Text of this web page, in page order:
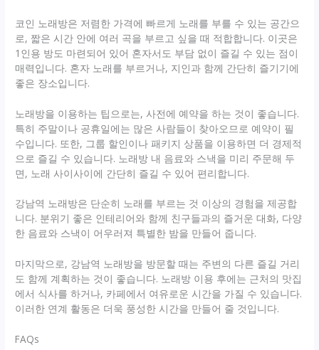
코인 노래방은 저렴한 가격에 빠르게 노래를 부를 수 있는 공간으
로, 짧은 시간 안에 여러 곡을 부르고 싶을 때 적합합니다. 이곳은
1인용 방도 마련되어 있어 혼자서도 부담 없이 즐길 수 있는 점이
매력입니다. 혼자 노래를 부르거나, 지인과 함께 간단히 즐기기에
좋은 장소입니다.
노래방을 이용하는 팁으로는, 사전에 예약을 하는 것이 좋습니다.
특히 주말이나 공휴일에는 많은 사람들이 찾아오므로 예약이 필
수입니다. 또한, 그룹 할인이나 패키지 상품을 이용하면 더 경제적
으로 즐길 수 있습니다. 노래방 내 음료와 스낵을 미리 주문해 두
면, 노래 사이사이에 간단히 즐길 수 있어 편리합니다.
강남역 노래방은 단순히 노래를 부르는 것 이상의 경험을 제공합
니다. 분위기 좋은 인테리어와 함께 친구들과의 즐거운 대화, 다양
한 음료와 스낵이 어우러져 특별한 밤을 만들어 줍니다.
마지막으로, 강남역 노래방을 방문할 때는 주변의 다른 즐길 거리
도 함께 계획하는 것이 좋습니다. 노래방 이용 후에는 근처의 맛집
에서 식사를 하거나, 카페에서 여유로운 시간을 가질 수 있습니다.
이러한 연계 활동은 더욱 풍성한 시간을 만들어 줄 것입니다.
FAQs